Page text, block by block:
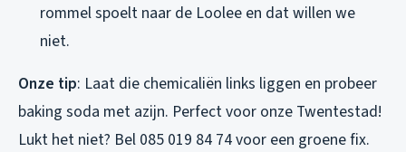
rommel spoelt naar de Loolee en dat willen we
niet.
Onze tip: Laat die chemicaliën links liggen en probeer
baking soda met azijn. Perfect voor onze Twentestad!
Lukt het niet? Bel 085 019 84 74 voor een groene fix.